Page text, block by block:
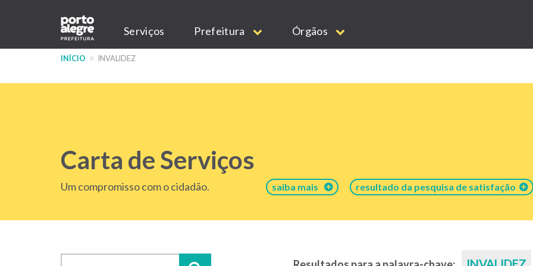
conteúdo
Main
navigation
Serviços Prefeitura Órgãos
INÍCIO INVALIDEZ
Carta de Serviços
Um compromisso com o cidadão. saiba mais resultado da pesquisa de satisfação